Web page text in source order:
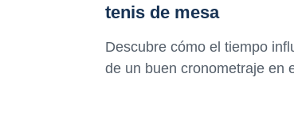
tenis de mesa
Descubre cómo el tiempo
de un buen cronometraje en